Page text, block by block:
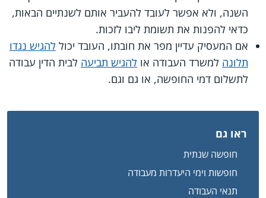
השנה, ולא אפשר לעובד להעביר אותם לשנתיים הבאות,
כדאי להפנות את תשומת ליבו לזכות.
אם המעסיק עדיין מפר את חובתו, העובד יכול להגיש נגדו
תלונה למשרד העבודה או להגיש תביעה לבית הדין עבודה
לתשלום דמי החופשה, או גם וגם.
ראו גם
חופשה שנתית
חופשות וימי היעדרות מעבודה
תנאי העבודה